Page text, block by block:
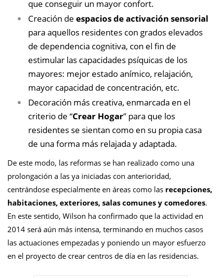
que conseguir un mayor confort.
Creación de espacios de activación sensorial
para aquellos residentes con grados elevados
de dependencia cognitiva, con el fin de
estimular las capacidades psíquicas de los
mayores: mejor estado anímico, relajación,
mayor capacidad de concentración, etc.
Decoración más creativa, enmarcada en el
criterio de “Crear Hogar” para que los
residentes se sientan como en su propia casa
de una forma más relajada y adaptada.
De este modo, las reformas se han realizado como una
prolongación a las ya iniciadas con anterioridad,
centrándose especialmente en áreas como las recepciones,
habitaciones, exteriores, salas comunes y comedores.
En este sentido, Wilson ha confirmado que la actividad en
2014 será aún más intensa, terminando en muchos casos
las actuaciones empezadas y poniendo un mayor esfuerzo
en el proyecto de crear centros de día en las residencias.